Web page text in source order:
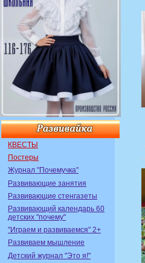
КВЕСТЫ
Постеры
Журнал "Почемучка"
Развивающие занятия
Развивающие стенгазеты
Развивающий календарь 60
детских "почему"
"Играем и развиваемся" 2+
Развиваем мышление
Детский журнал "Это я!"